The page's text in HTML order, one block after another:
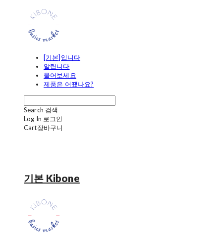
[기본]입니다
알립니다
물어보세요
제품은 어땠나요?
Search 검색
Log In 로그인
Cart장바구니
기본 Kibone